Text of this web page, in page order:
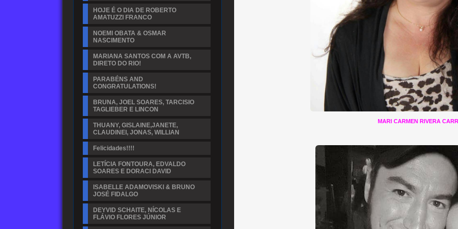
HOJE É O DIA DE ROBERTO
AMATUZZI FRANCO
NOEMI OBATA & OSMAR
NASCIMENTO
MARIANA SANTOS COM A AVTB,
DIRETO DO RIO!
PARABÉNS AND
CONGRATULATIONS!
BRUNA, JOEL SOARES, TARCISIO
TAGLIEBER E LINCON
THUANY, GISLAINE,JANETE,
CLAUDINEI, JONAS, WILLIAN
Felicidades!!!!
LETÍCIA FONTOURA, EDVALDO
SOARES E DORACI DAVID
ISABELLE ADAMOVISKI & BRUNO
JOSÉ FIDALGO
DEYVID SCHAITE, NÍCOLAS E
FLÁVIO FLORES JÚNIOR
MARI CARMEN RIVERA